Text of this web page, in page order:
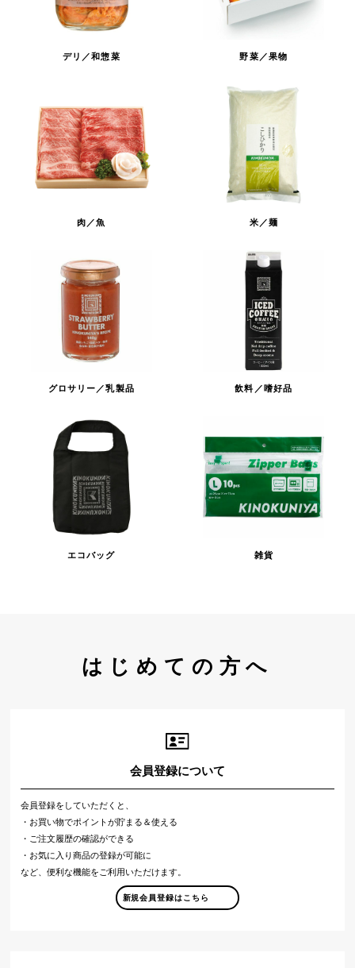
デリ／和惣菜 野菜／果物
肉／魚 米／麺
グロサリー／乳製品 飲料／嗜好品
エコバッグ 雑貨
はじめての方へ
会員登録について
会員登録をしていただくと、
・お買い物でポイントが貯まる＆使える
・ご注文履歴の確認ができる
・お気に入り商品の登録が可能に
など、便利な機能をご利用いただけます。
新規会員登録はこちら